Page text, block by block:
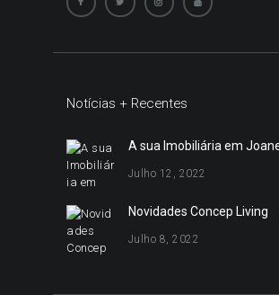
Notícias + Recentes
A sua Imobiliária em
Julho 12, 2022
Novidades Concep Living
Julho 8, 2022